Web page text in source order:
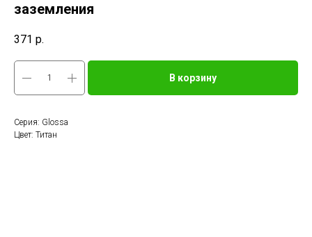
заземления
371 р.
В корзину
Серия: Glossa
Цвет: Титан